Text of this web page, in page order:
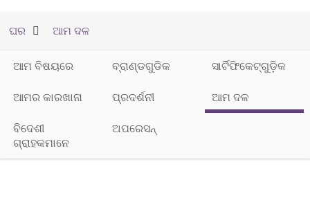
ଘର ଆମ ଦଳ
ଆମ ବିଷୟରେ ବ୍ରାଣ୍ଡଗୁଡିକ
ସାର୍ଟିଫିକେଟ୍‌ଗୁଡ଼ିକ
ଆମର କାରଖାନା
ପ୍ରଦର୍ଶନୀ
ଆମ ଦଳ
ବିଦେଶୀ
ଗ୍ରାହକମାନେ
ଅପରେସନ୍